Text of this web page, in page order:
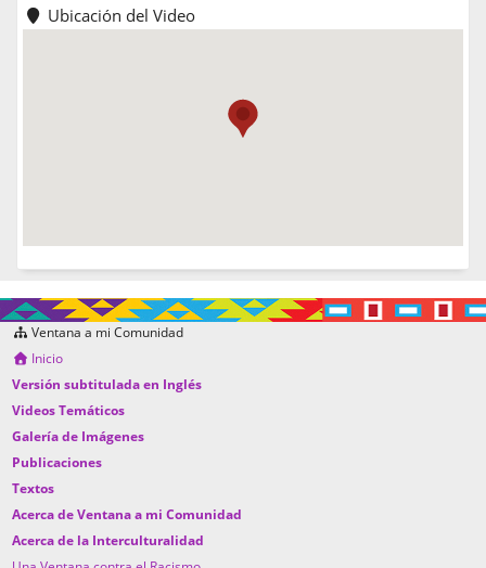
Ubicación del Video
Ventana a mi Comunidad
Inicio
Versión subtitulada en Inglés
Videos Temáticos
Galería de Imágenes
Publicaciones
Textos
Acerca de Ventana a mi Comunidad
Acerca de la Interculturalidad